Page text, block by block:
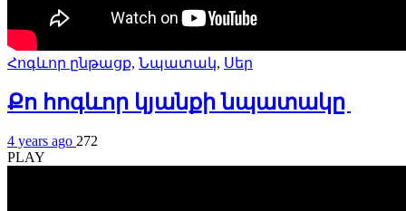
Հոգևոր ընթացք, Նպատակ, Սեր
Քո հոգևոր կյանքի նպատակը
4 years ago 272
PLAY